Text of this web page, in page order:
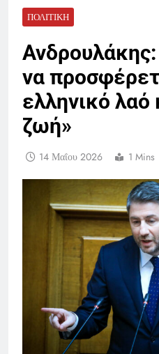
ΠΟΛΙΤΙΚΉ
να
ελληνικό λαό
ζωή»
14 Μαΐου 2026 1 Mins